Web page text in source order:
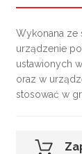
Wykonana ze
urządzenie
ustawionych
oraz w
stosować w